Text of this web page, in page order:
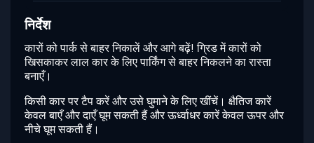
निर्देश
कारों को पार्क से बाहर निकालें और आगे बढ़ें! ग्रिड में कारों को
खिसकाकर लाल कार के लिए पार्किंग से बाहर निकलने का रास्ता
बनाएँ।
किसी कार पर टैप करें और उसे घुमाने के लिए खींचें। क्षैतिज कारें
केवल बाएँ और दाएँ घूम सकती हैं और ऊर्ध्वाधर कारें केवल ऊपर और
नीचे घूम सकती हैं।